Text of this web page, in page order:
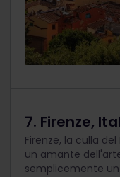
7. Firenze,
Firenze, la culla
un amante
semplicemente